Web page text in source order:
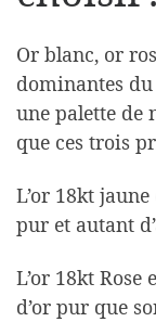
Or blanc, or
dominantes
une palette de
que ces trois
L’or 18kt
pur et autant
L’or 18kt
d’or pur que